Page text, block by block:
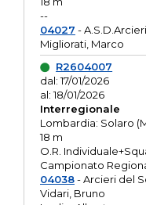
--
04027 -
Migliorati, Marco
R2604007
dal: 17/01/2026
al: 18/01/2026
Interregionale
Lombardia: Solaro
18 m
O.R.
Campionato
04038- Arcieri del
Vidari, Bruno